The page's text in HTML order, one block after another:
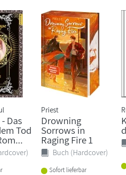
Das
Tod
Priest
Drowning
Sorrows in
Raging Fire 1
Buch (Hardcover)
Sofort lieferbar